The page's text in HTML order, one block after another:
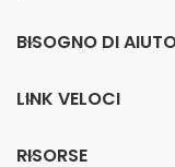
BISOGNO DI
LINK VELOCI
RISORSE